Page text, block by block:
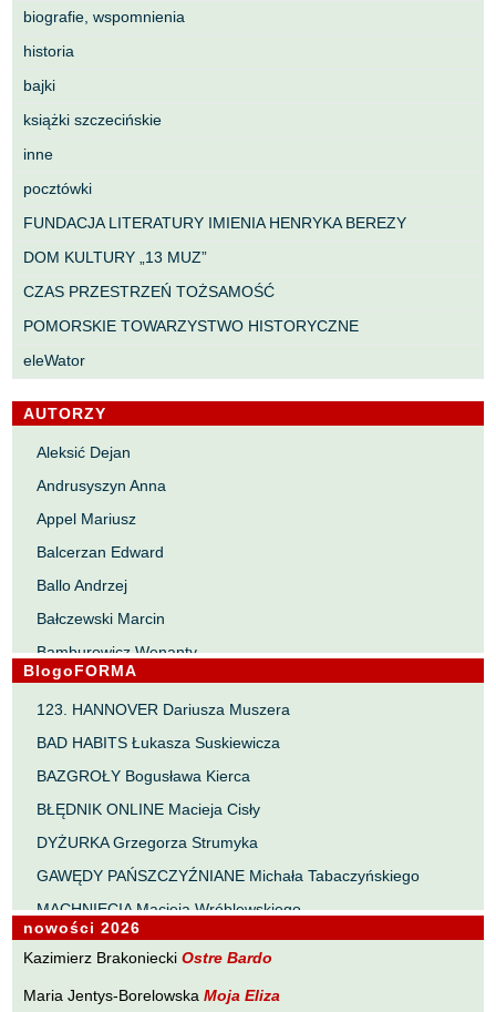
biografie, wspomnienia
historia
bajki
książki szczecińskie
inne
pocztówki
FUNDACJA LITERATURY IMIENIA HENRYKA BEREZY
DOM KULTURY „13 MUZ”
CZAS PRZESTRZEŃ TOŻSAMOŚĆ
POMORSKIE TOWARZYSTWO HISTORYCZNE
eleWator
AUTORZY
Aleksić Dejan
Andrusyszyn Anna
Appel Mariusz
Balcerzan Edward
Ballo Andrzej
Bałczewski Marcin
Bamburowicz Wenanty
Bawołek Waldemar
Bereza Henryk
Berezin Kostia
Bielawa Jacek
Biernacka Alina
Bieszczad Maciej
Bigoszewska Maria
Bitner Dariusz
Błahy Jarosław
BlogoFORMA
123. HANNOVER Dariusza Muszera
BAD HABITS Łukasza Suskiewicza
BAZGROŁY Bogusława Kierca
BŁĘDNIK ONLINE Macieja Cisły
DYŻURKA Grzegorza Strumyka
GAWĘDY PAŃSZCZYŹNIANE Michała Tabaczyńskiego
MACHNIĘCIA Macieja Wróblewskiego
MAŁOMIASTECZKOWE ZRYWY Zbigniewa Wojciechowicza
nowości 2026
Kazimierz BrakonieckiOstre Bardo
Maria Jentys-BorelowskaMoja Eliza